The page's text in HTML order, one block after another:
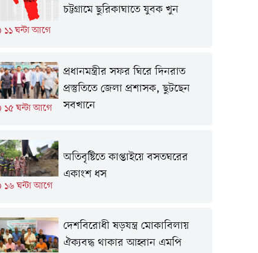
১১ ঘন্টা আগে
চট্টগ্রামে ছুরিকাঘাতে যুবক খুন
১৫ ঘন্টা আগে
প্রধানমন্ত্রীর সফর ঘিরে দিনরাত
প্রস্তুতিতে জেলা প্রশাসক, ছুটছেন
সবখানে
১৬ ঘন্টা আগে
অতিবৃষ্টিতে কাপ্তাইয়ে বসতঘরের
একাংশ ধস
দেশবিরোধী ষড়যন্ত্র মোকাবিলায়
ঐক্যবদ্ধ থাকার আহ্বান এমপি